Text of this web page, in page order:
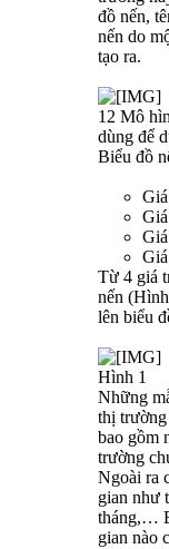
đồ nến,
nến do
tạo ra.
12 Mô
dùng để
Biểu đồ
Từ 4 giá
nến
lên biểu
Hình 1
Những
thị
bao gồm
trường
Ngoài ra
gian như
tháng,…
gian nào